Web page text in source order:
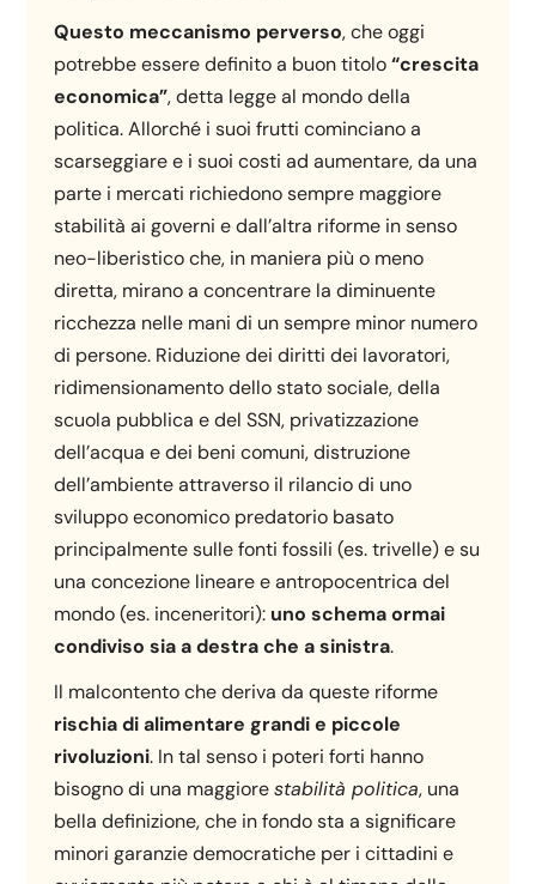
Questo meccanismo perverso, che oggi
potrebbe essere definito a buon titolo“crescita
economica”, detta legge al mondo della
politica. Allorché i suoi frutti cominciano a
scarseggiare e i suoi costi ad aumentare, da una
parte i mercati richiedono sempre maggiore
stabilità ai governi e dall’altra riforme in senso
neo-liberistico che, in maniera più o meno
diretta, mirano a concentrare la diminuente
ricchezza nelle mani di un sempre minor numero
di persone. Riduzione dei diritti dei lavoratori,
ridimensionamento dello stato sociale, della
scuola pubblica e del SSN, privatizzazione
dell’acqua e dei beni comuni, distruzione
dell’ambiente attraverso il rilancio di uno
sviluppo economico predatorio basato
principalmente sulle fonti fossili (es. trivelle) e su
una concezione lineare e antropocentrica del
mondo (es. inceneritori): uno schema ormai
condiviso sia a destra che a sinistra.
Il malcontento che deriva da queste riforme
rischia di alimentare grandi e piccole
rivoluzioni. In tal senso i poteri forti hanno
bisogno di una maggiorestabilità politica, una
bella definizione, che in fondo sta a significare
minori garanzie democratiche per i cittadini e